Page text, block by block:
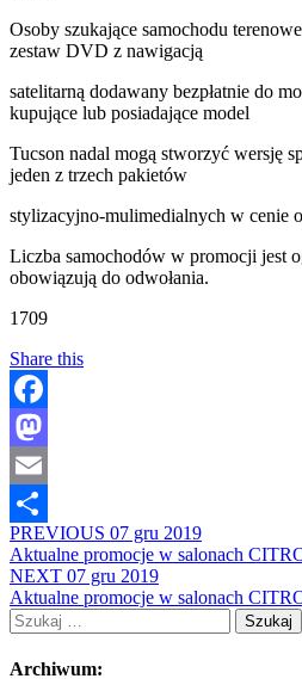
Osoby szukające samochodu
zestaw DVD z nawigacją
satelitarną dodawany bezpłatnie do
kupujące lub posiadające model
Tucson nadal mogą stworzyć wersję
jeden z trzech pakietów
stylizacyjno-mulimedialnych w cenie
Liczba samochodów w promocji jest
obowiązują do odwołania.
1709
Share this
Facebook
Mastodon
Email
Share
PREVIOUS 07 gru 2019
Aktualne promocje w salonach
NEXT 07 gru 2019
Aktualne promocje w salonach
Szukaj:
Archiwum: